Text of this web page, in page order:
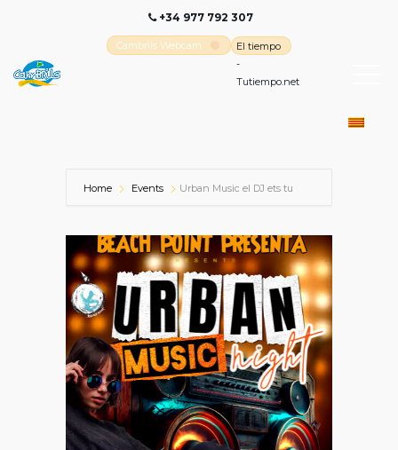
+34 977 792 307
Cambrils Webcam
El tiempo
-
Tutiempo.net
Home Events Urban Music el DJ ets tu